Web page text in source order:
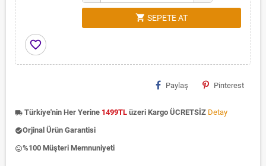
shopping_cart SEPETE AT
favorite_border
Paylaş Pinterest
local_shipping Türkiye'nin Her Yerine 1499TL üzeri Kargo ÜCRETSİZ Detay
check_circleOrjinal Ürün Garantisi
insert_emoticon%100 Müşteri Memnuniyeti